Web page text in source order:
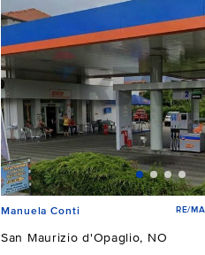
Manuela Conti RE/
San Maurizio d'Opaglio, NO